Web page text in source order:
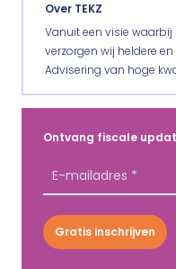
Over TEKZ
Vanuit een visie
verzorgen wij heldere
Advisering van hoge
Ontvang fiscale
Gratis inschrijven